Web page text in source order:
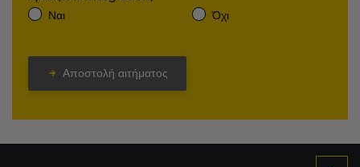
Ναι
Όχι
Αποστολή αιτήματος